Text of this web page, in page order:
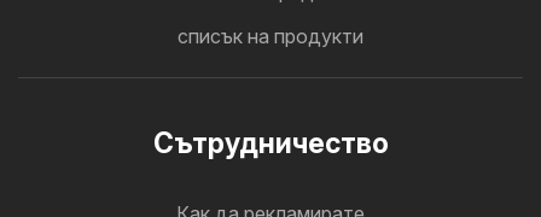
списък на продукти
Cътрудничество